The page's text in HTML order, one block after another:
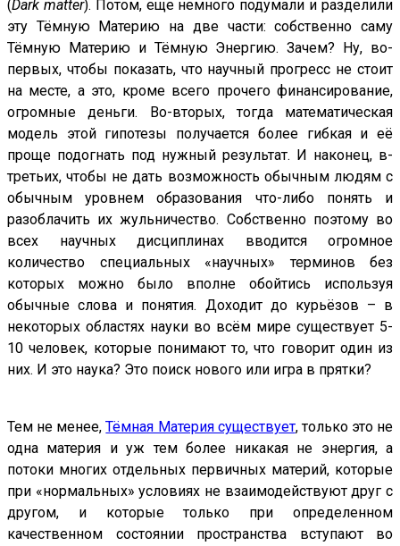
(Dark matter). Потом, еще немного подумали и разделили
эту Тёмную Материю на две части: собственно саму
Тёмную Материю и Тёмную Энергию. Зачем? Ну, во-
первых, чтобы показать, что научный прогресс не стоит
на месте, а это, кроме всего прочего финансирование,
огромные деньги. Во-вторых, тогда математическая
модель этой гипотезы получается более гибкая и её
проще подогнать под нужный результат. И наконец, в-
третьих, чтобы не дать возможность обычным людям с
обычным уровнем образования что-либо понять и
разоблачить их жульничество. Собственно поэтому во
всех научных дисциплинах вводится огромное
количество специальных «научных» терминов без
которых можно было вполне обойтись используя
обычные слова и понятия. Доходит до курьёзов – в
некоторых областях науки во всём мире существует 5-
10 человек, которые понимают то, что говорит один из
них. И это наука? Это поиск нового или игра в прятки?
Тем не менее,Тёмная Материя существует, только это не
одна материя и уж тем более никакая не энергия, а
потоки многих отдельных первичных материй, которые
при «нормальных» условиях не взаимодействуют друг с
другом, и которые только при определенном
качественном состоянии пространства вступают во